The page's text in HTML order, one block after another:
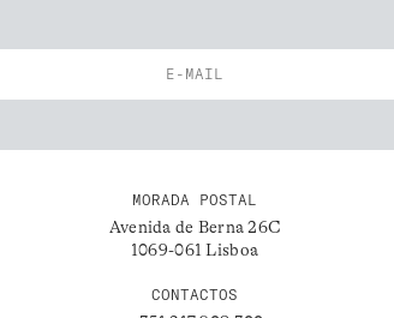
MORADA POSTAL
Avenida de Berna 26C
1069-061 Lisboa
CONTACTOS